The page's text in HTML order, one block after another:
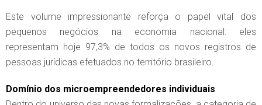
Este volume impressionante reforça o papel vital dos
pequenos negócios na economia nacional: eles
representam hoje 97,3% de todos os novos registros de
pessoas jurídicas efetuados no território brasileiro.
Domínio dos microempreendedores individuais